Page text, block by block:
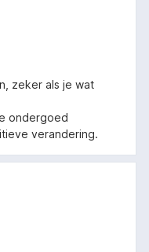
zeker als je wat
ondergoed
verandering.